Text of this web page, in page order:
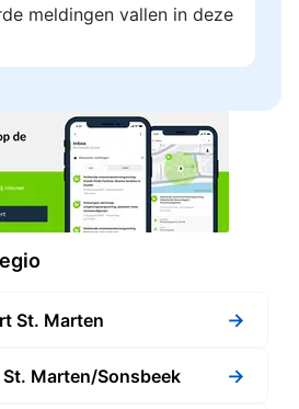
meldingen vallen in deze
St. Marten →
Marten/Sonsbeek →